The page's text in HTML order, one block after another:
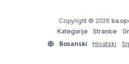
Copyright © 2026
Kategorije
Stranice
Bosanski
Hrvatski